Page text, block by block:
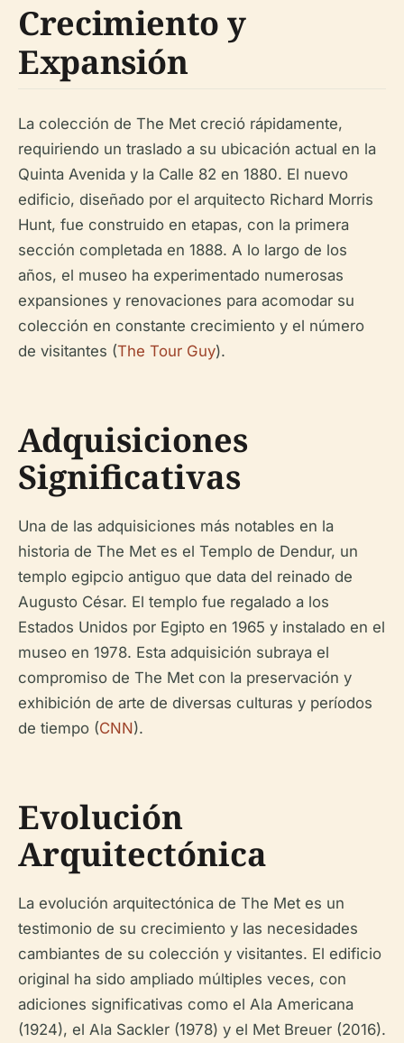
Crecimiento y
Expansión
La colección de The Met creció rápidamente,
requiriendo un traslado a su ubicación actual en la
Quinta Avenida y la Calle 82 en 1880. El nuevo
edificio, diseñado por el arquitecto Richard Morris
Hunt, fue construido en etapas, con la primera
sección completada en 1888. A lo largo de los
años, el museo ha experimentado numerosas
expansiones y renovaciones para acomodar su
colección en constante crecimiento y el número
de visitantes (The Tour Guy).
Adquisiciones
Significativas
Una de las adquisiciones más notables en la
historia de The Met es el Templo de Dendur, un
templo egipcio antiguo que data del reinado de
Augusto César. El templo fue regalado a los
Estados Unidos por Egipto en 1965 y instalado en el
museo en 1978. Esta adquisición subraya el
compromiso de The Met con la preservación y
exhibición de arte de diversas culturas y períodos
de tiempo (CNN).
Evolución
Arquitectónica
La evolución arquitectónica de The Met es un
testimonio de su crecimiento y las necesidades
cambiantes de su colección y visitantes. El edificio
original ha sido ampliado múltiples veces, con
adiciones significativas como el Ala Americana
(1924), el Ala Sackler (1978) y el Met Breuer (2016).